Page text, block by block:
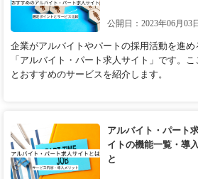
公開日：2023年06月03
企業がアルバイトやパートの採用活動を進
「アルバイト・パート求人サイト」です。
とおすすめのサービスを紹介します。
アルバイト・パート
イトの機能一覧・導
と